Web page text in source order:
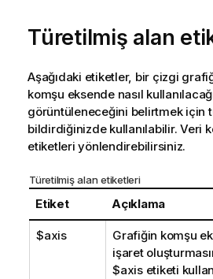
Türetilmiş alan
Aşağıdaki etiketler, bir çizgi
komşu eksende nasıl
görüntüleneceğini belirtmek için
bildirdiğinizde kullanılabilir. Veri
etiketleri yönlendirebilirsiniz.
Türetilmiş alan etiketleri
Etiket Açıklama
$axis
Grafiğin komşu
işaret
$axisetiketi